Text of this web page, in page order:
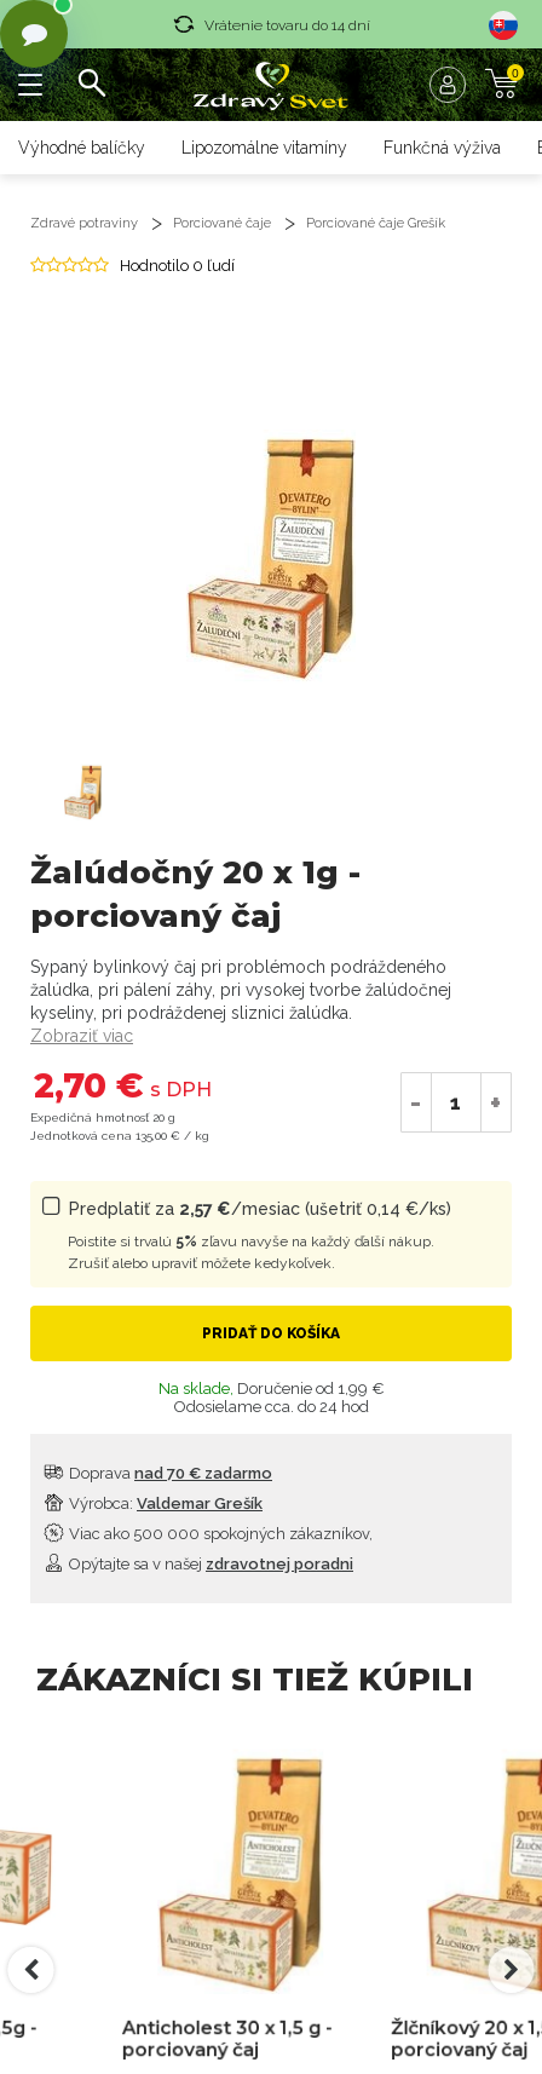
Vrátenie tovaru do 14 dní
Rýchle dodanie <36 hod
Rýchle dodanie <36 hod
0
Výhodné balíčky Lipozomálne vitamíny Funkčná výživa
Zdravé potraviny Porciované čaje Porciované čaje Grešík
Hodnotilo 0 ľudí
Žalúdočný 20 x 1g -
porciovaný čaj
Sypaný bylinkový čaj pri problémoch podráždeného
žalúdka, pri pálení záhy, pri vysokej tvorbe žalúdočnej
kyseliny, pri podráždenej sliznici žalúdka.
Zobraziť viac
2,70 € s DPH
Expedičná hmotnosť 20 g
Jednotková cena 135,00 € / kg
- +
Predplatiť za 2,57 €/mesiac (ušetriť 0,14 €/ks)
Poistite si trvalú 5% zľavu navyše na každý ďalší nákup.
Zrušiť alebo upraviť môžete kedykoľvek.
PRIDAŤ DO KOŠÍKA
Na sklade, Doručenie od 1,99 €
Odosielame cca. do 24 hod
Doprava nad 70 € zadarmo
Viac ako 500 000 spokojných zákazníkov,
Výrobca: Valdemar Grešík
Opýtajte sa v našej zdravotnej poradni
ZÁKAZNÍCI SI TIEŽ KÚPILI
Anticholest 30 x 1,5 g -
porciovaný čaj
Žlčníkový 20 x 1,5g -
porciovaný čaj